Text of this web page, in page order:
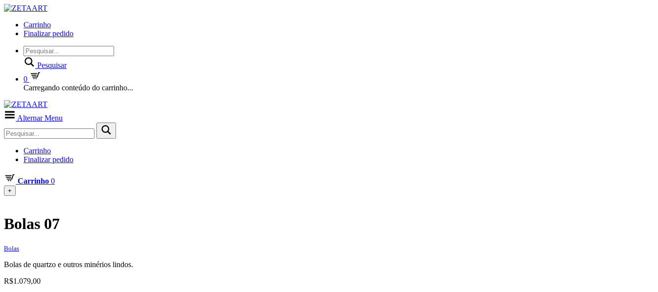
Carrinho
Finalizar pedido
Pesquisar
0
Carregando conteúdo do carrinho...
Alternar Menu
Carrinho
Finalizar pedido
Carrinho 0
+
Bolas 07
Bolas
Bolas de quartzo e outros minérios lindos.
R$1.079,00